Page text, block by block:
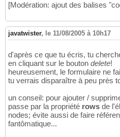
16
18
19
20
21
22
23
24
26
27
28
29
var cell1 =
inp1.setAttribute(
inp1. setAttribute(
inp1.setAttribute(
appendChild
//Cell 2
var cell2 =
cell2.setAttribute (
inp2 = document
inp2.setAttribute(
inp2.setAttribute(
cell2.appendChild(
//Cell 3
[Modération: ajout des balises
javatwister, le 11/08/2005 à 10h17
d'après ce que tu écris, tu
en cliquant sur le bouton delete!
heureusement, le formulaire ne
tu verrais disparaître à peu près
un conseil: pour ajouter /
passe par la propriété rows de
nodes; évite aussi de faire
fantômatique...